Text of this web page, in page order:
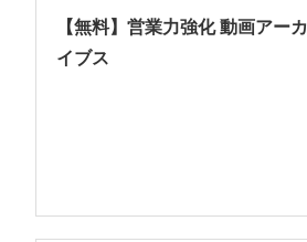
【無料】営業力強化 動画アーカ
イブス